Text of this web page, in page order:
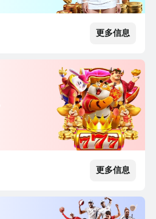
更多信息
更多信息